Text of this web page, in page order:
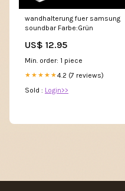
wandhalterung fuer samsung
soundbar Farbe:Grün
US$ 12.95
Min. order: 1 piece
★★★★★4.2 (7 reviews)
Sold : Login>>